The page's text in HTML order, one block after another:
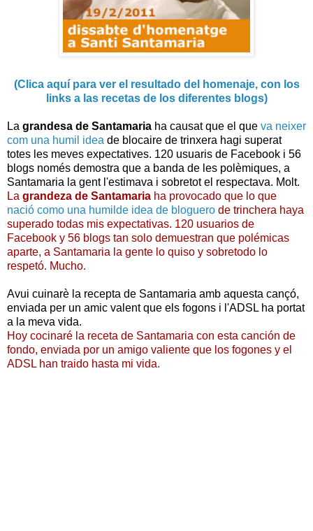
(Clica aquí para ver el resultado del homenaje, con los
links a las recetas de los diferentes blogs)
La grandesa de Santamaria ha causat que el que va neixer
com una humil idea de blocaire de trinxera hagi superat
totes les meves expectatives. 120 usuaris de Facebook i 56
blogs només demostra que a banda de les polèmiques, a
Santamaria la gent l'estimava i sobretot el respectava. Molt.
La grandeza de Santamaria ha provocado que lo que
nació como una humilde idea de bloguero de trinchera haya
superado todas mis expectativas. 120 usuarios de
Facebook y 56 blogs tan solo demuestran que polémicas
aparte, a Santamaria la gente lo quiso y sobretodo lo
respetó. Mucho.
Avui cuinarè la recepta de Santamaria amb aquesta cançó,
enviada per un amic valent que els fogons i l'ADSL ha portat
a la meva vida.
Hoy cocinaré la receta de Santamaria con esta canción de
fondo, enviada por un amigo valiente que los fogones y el
ADSL han traido hasta mi vida.